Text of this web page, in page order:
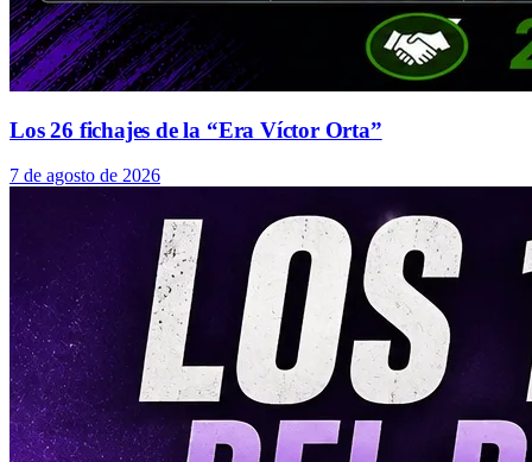
Los 26 fichajes de la “Era Víctor Orta”
7 de agosto de 2026